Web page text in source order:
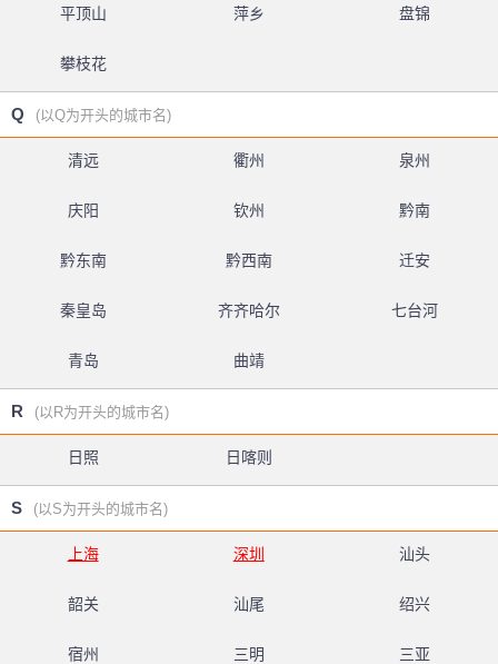
平顶山 萍乡 盘锦
攀枝花
Q (以Q为开头的城市名)
清远 衢州 泉州
庆阳 钦州 黔南
黔东南 黔西南 迁安
秦皇岛 齐齐哈尔 七台河
青岛 曲靖
R (以R为开头的城市名)
日照 日喀则
S (以S为开头的城市名)
上海 深圳 汕头
韶关 汕尾 绍兴
宿州 三明 三亚